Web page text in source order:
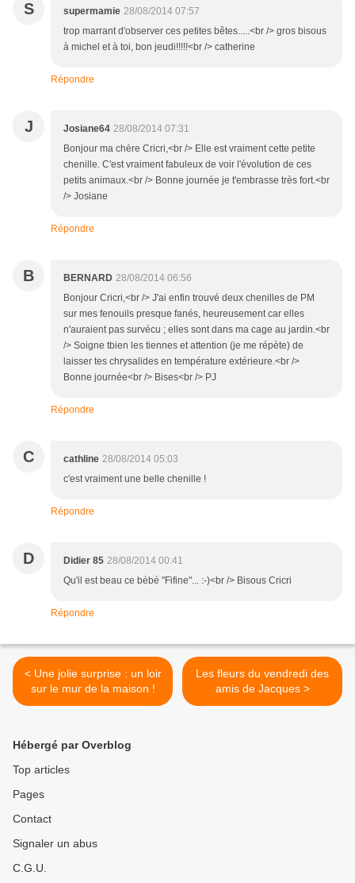
S supermamie 28/08/2014 07:57
trop marrant d'observer ces petites bêtes.....<br /> gros bisous
à michel et à toi, bon jeudi!!!!!<br /> catherine
Répondre
J Josiane64 28/08/2014 07:31
Bonjour ma chère Cricri,<br /> Elle est vraiment cette petite
chenille. C'est vraiment fabuleux de voir l'évolution de ces
petits animaux.<br /> Bonne journée je t'embrasse très fort.<br
/> Josiane
Répondre
B BERNARD 28/08/2014 06:56
Bonjour Cricri,<br /> J'ai enfin trouvé deux chenilles de PM
sur mes fenouils presque fanés, heureusement car elles
n'auraient pas survécu ; elles sont dans ma cage au jardin.<br
/> Soigne tbien les tiennes et attention (je me répète) de
laisser tes chrysalides en température extérieure.<br />
Bonne journée<br /> Bises<br /> PJ
Répondre
C cathline 28/08/2014 05:03
c'est vraiment une belle chenille !
Répondre
D Didier 85 28/08/2014 00:41
Qu'il est beau ce bébé "Fifine"... :-)<br /> Bisous Cricri
Répondre
< Une jolie surprise : un loir
sur le mur de la maison !
Les fleurs du vendredi des
amis de Jacques >
Hébergé par Overblog
Top articles
Pages
Contact
Signaler un abus
C.G.U.